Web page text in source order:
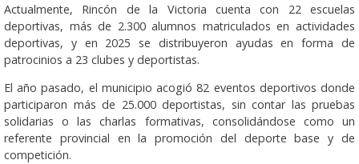
Actualmente, Rincón de la Victoria cuenta con 22 escuelas
deportivas, más de 2.300 alumnos matriculados en actividades
deportivas, y en 2025 se distribuyeron ayudas en forma de
patrocinios a 23 clubes y deportistas.
El año pasado, el municipio acogió 82 eventos deportivos donde
participaron más de 25.000 deportistas, sin contar las pruebas
solidarias o las charlas formativas, consolidándose como un
referente provincial en la promoción del deporte base y de
competición.